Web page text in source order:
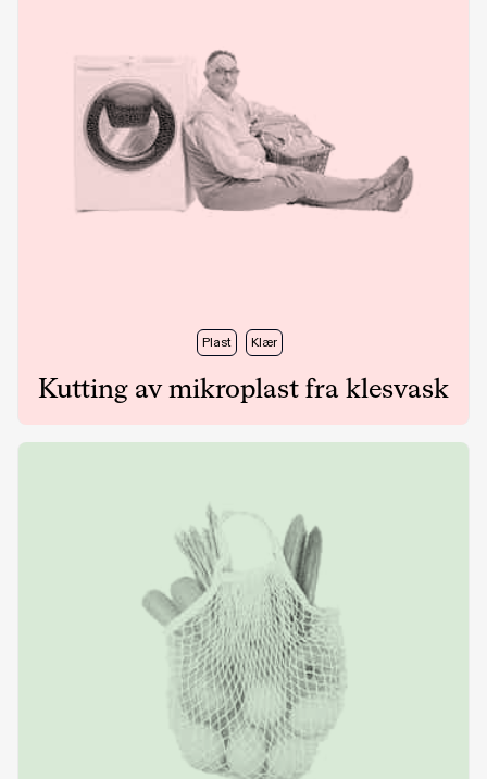
Plast Klær
Kutting av mikroplast fra klesvask